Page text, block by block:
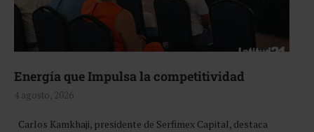
Energía que Impulsa la competitividad
4 agosto, 2026
Carlos Kamkhaji, presidente de Serfimex Capital, destaca